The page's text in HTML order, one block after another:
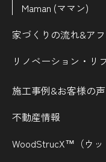
Maman (ママン)
家づくりの流れ&ア
リノベーション・リ
施工事例&お客様の声
不動産情報
WoodStrucX™（ウッ